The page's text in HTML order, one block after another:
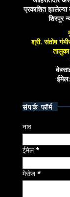
प्रकाशित झालेल्या
शिरपूर
श्री. संतोष
संपर्क फॉर्म
नाव
ईमेल*
मेसेज*